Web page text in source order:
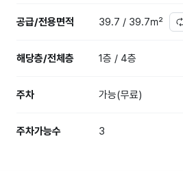
공급/전용면적 39.7 / 39.7㎡
해당층/전체층 1층 / 4층
주차 가능(무료)
주차가능수 3